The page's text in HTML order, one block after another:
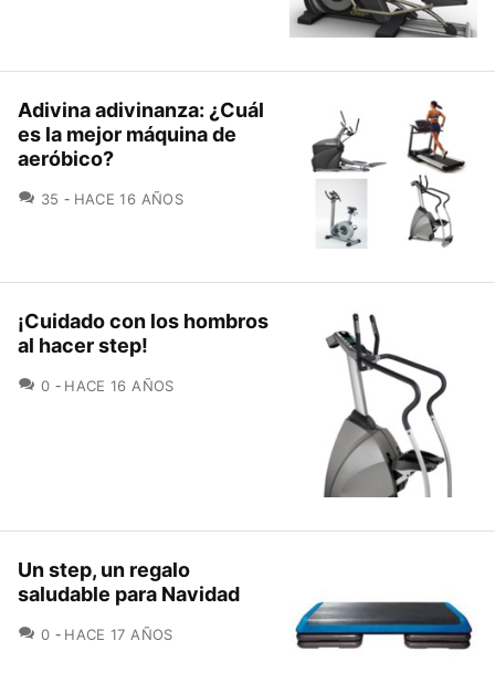
Adivina adivinanza: ¿Cuál
es la mejor máquina de
aeróbico?
35 COMENTARIOS
HACE 16 AÑOS
¡Cuidado con los hombros
al hacer step!
0 COMENTARIOS
HACE 16 AÑOS
Un step, un regalo
saludable para Navidad
0 COMENTARIOS
HACE 17 AÑOS